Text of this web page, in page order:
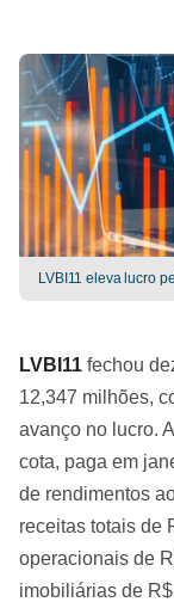
LVBI11 eleva lucro
LVBI11 fechou
12,347 milhões,
avanço no lucro.
cota, paga em
de rendimentos
receitas totais de
operacionais de
imobiliárias de